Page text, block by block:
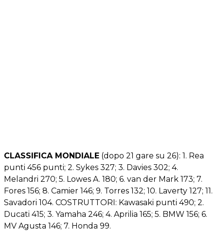
CLASSIFICA MONDIALE (dopo 21 gare su 26): 1. Rea
punti 456 punti; 2. Sykes 327; 3. Davies 302; 4.
Melandri 270; 5. Lowes A. 180; 6. van der Mark 173; 7.
Fores 156; 8. Camier 146; 9. Torres 132; 10. Laverty 127; 11.
Savadori 104. COSTRUTTORI: Kawasaki punti 490; 2.
Ducati 415; 3. Yamaha 246; 4. Aprilia 165; 5. BMW 156; 6.
MV Agusta 146; 7. Honda 99.